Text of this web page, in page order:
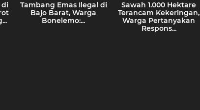
di
Tambang Emas Ilegal di
Bajo Barat, Warga
Bonelemo:...
Sawah 1.000 Hektare
Terancam Kekeringan,
Warga Pertanyakan
Respons...